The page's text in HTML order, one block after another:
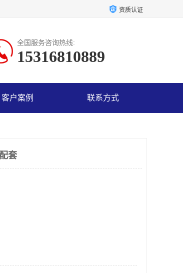
资质认证
全国服务咨询热线:
15316810889
客户案例 联系方式
套